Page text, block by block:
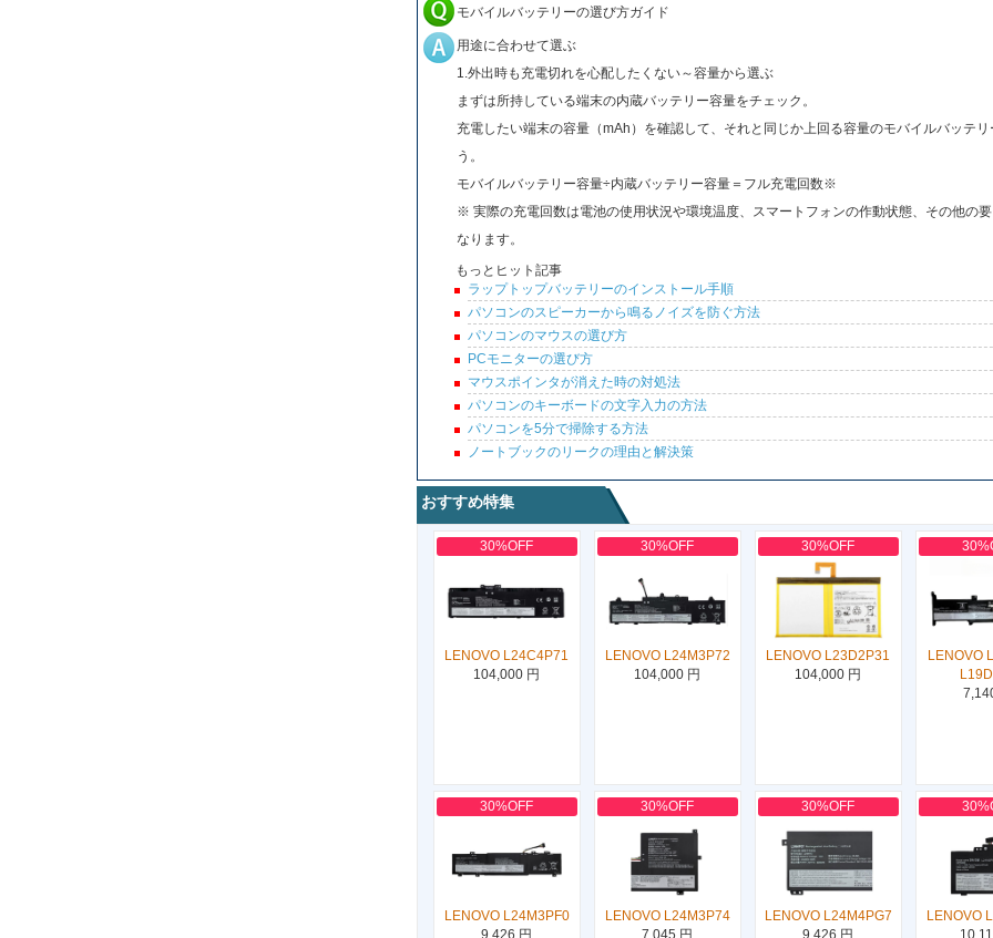
モバイルバッテリーの選び方ガイド
用途に合わせて選ぶ
1.外出時も充電切れを心配したくない～容量から選ぶ
まずは所持している端末の内蔵バッテリー容量をチェック。
充電したい端末の容量（mAh）を確認して、それと同じか上回る容量のモバイルバッテ
う。
モバイルバッテリー容量÷内蔵バッテリー容量＝フル充電回数※
※ 実際の充電回数は電池の使用状況や環境温度、スマートフォンの作動状態、その他の
なります。
もっとヒット記事
ラップトップバッテリーのインストール手順
パソコンのスピーカーから鳴るノイズを防ぐ方法
パソコンのマウスの選び方
PCモニターの選び方
マウスポインタが消えた時の対処法
パソコンのキーボードの文字入力の方法
パソコンを5分で掃除する方法
ノートブックのリークの理由と解決策
おすすめ特集
30%OFF
LENOVO L24C4P71
104,000 円
30%OFF
LENOVO L24M3P72
104,000 円
30%OFF
LENOVO L23D2P31
104,000 円
LENOVO
30%OFF
LENOVO L24M3PF0
30%OFF
LENOVO L24M3P74
30%OFF
LENOVO L24M4PG7
LENOVO